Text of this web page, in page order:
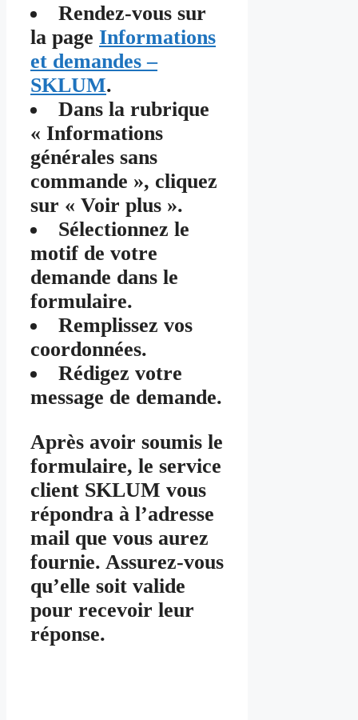
Rendez-vous sur
la page Informations
et demandes –
SKLUM.
Dans la rubrique
« Informations
générales sans
commande », cliquez
sur « Voir plus ».
Sélectionnez le
motif de votre
demande dans le
formulaire.
Remplissez vos
coordonnées.
Rédigez votre
message de demande.
Après avoir soumis le
formulaire, le service
client SKLUM vous
répondra à l’adresse
mail que vous aurez
fournie. Assurez-vous
qu’elle soit valide
pour recevoir leur
réponse.